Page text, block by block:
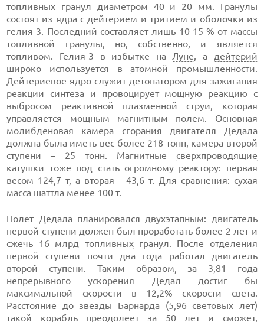
топливных гранул диаметром 40 и 20 мм. Гранулы
состоят из ядра с дейтерием и тритием и оболочки из
гелия-3. Последний составляет лишь 10-15 % от массы
топливной гранулы, но, собственно, и является
топливом. Гелия-3 в избытке на Луне, а дейтерий
широко используется ватомной промышленности.
Дейтериевое ядро служит детонатором для зажигания
реакции синтеза и провоцирует мощную реакцию с
выбросом реактивной плазменной струи, которая
управляется мощным магнитным полем. Основная
молибденовая камера сгорания двигателя Дедала
должна была иметь вес более 218 тонн, камера второй
ступени – 25 тонн. Магнитные сверхпроводящие
катушки тоже под стать огромному реактору: первая
весом 124,7 т, а вторая - 43,6 т. Для сравнения: сухая
масса шаттла менее 100 т.
Полет Дедала планировался двухэтапным: двигатель
первой ступени должен был проработать более 2 лет и
сжечь 16 млрд топливныхгранул. После отделения
первой ступени почти два года работал двигатель
второй ступени. Таким образом, за 3,81 года
непрерывного ускорения Дедал достиг бы
максимальной скорости в 12,2% скорости света.
Расстояние до звезды Барнарда (5,96 световых лет)
такой корабль преодолеет за 50 лет и сможет,